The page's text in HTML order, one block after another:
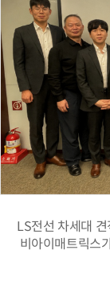
LS전선 차세대
비아이매트릭스